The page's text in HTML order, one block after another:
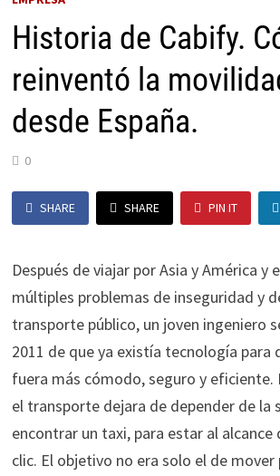
Historia de Cabify.
reinventó la
desde España.
0
SHARE SHARE PIN IT
Después de viajar por Asia y América y
múltiples problemas de inseguridad y
transporte público, un joven ingeniero
2011 de que ya existía tecnología para
fuera más cómodo, seguro y eficiente.
el transporte dejara de depender de la
encontrar un taxi, para estar al alcance
clic. El objetivo no era solo el de mover